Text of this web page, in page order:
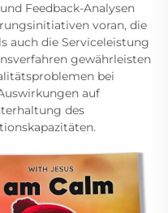
Feedback-Analysen
voran, die
auch die Serviceleistung
gewährleisten
bei
auf
des